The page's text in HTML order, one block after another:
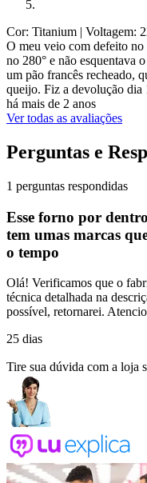
Cor: Titanium | Voltagem:
O meu veio com defeito no
no 280° e não esquentava
um pão francês recheado,
queijo. Fiz a devolução dia
há mais de 2 anos
Ver todas as avaliações
Perguntas e
1 perguntas respondidas
Esse forno por
tem umas marcas
o tempo
Olá! Verificamos que o
técnica detalhada na
possível, retornarei.
25 dias
Tire sua dúvida com a loja